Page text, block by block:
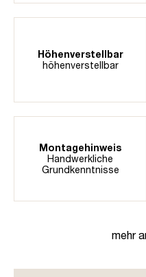
Höhenverstellbar
höhenverstellbar
Montagehinweis
Handwerkliche
Grundkenntnisse
mehr